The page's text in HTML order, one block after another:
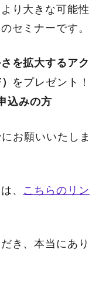
り大きな可能性
セミナーです。
さを拡大するアク
をプレゼント！
込みの方
お願いいたしま
、 こちらのリン
き、本当にあり